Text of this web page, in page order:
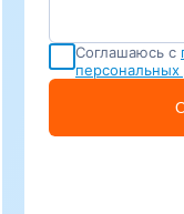
Соглашаюсь с